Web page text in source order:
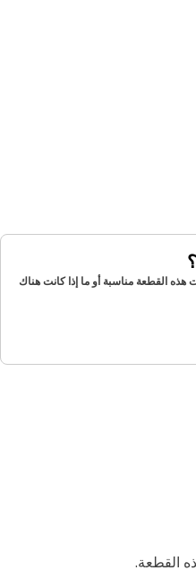
القطعة مناسبة أو ما إذا كانت هناك